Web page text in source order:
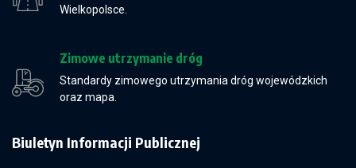
Wielkopolsce.
Zimowe utrzymanie dróg
Standardy zimowego utrzymania dróg wojewódzkich
oraz mapa.
Biuletyn Informacji Publicznej